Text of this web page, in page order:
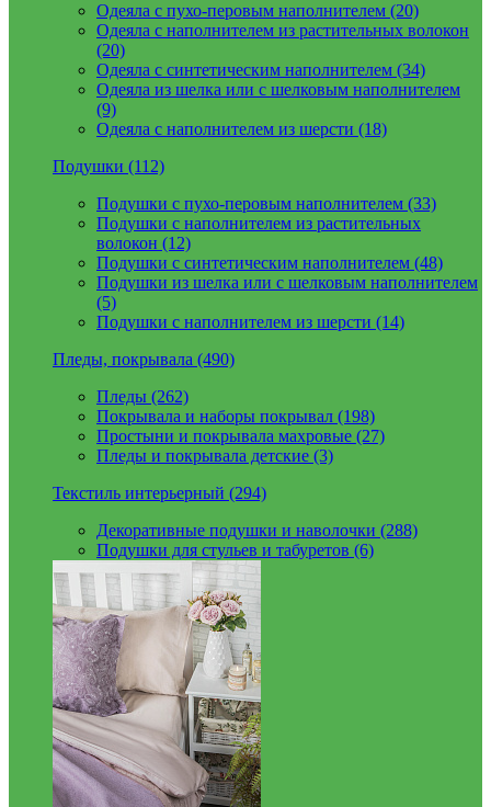
Одеяла с пухо-перовым наполнителем (20)
Одеяла с наполнителем из растительных волокон
(20)
Одеяла с синтетическим наполнителем (34)
Одеяла из шелка или с шелковым наполнителем
(9)
Одеяла с наполнителем из шерсти (18)
Подушки (112)
Подушки с пухо-перовым наполнителем (33)
Подушки с наполнителем из растительных
волокон (12)
Подушки с синтетическим наполнителем (48)
Подушки из шелка или с шелковым наполнителем
(5)
Подушки с наполнителем из шерсти (14)
Пледы, покрывала (490)
Пледы (262)
Покрывала и наборы покрывал (198)
Простыни и покрывала махровые (27)
Пледы и покрывала детские (3)
Текстиль интерьерный (294)
Декоративные подушки и наволочки (288)
Подушки для стульев и табуретов (6)